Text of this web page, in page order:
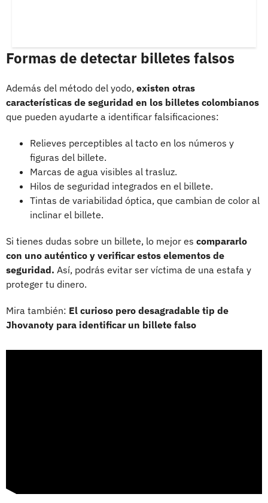
Formas de detectar billetes falsos
Además del método del yodo, existen otras
características de seguridad en los billetes colombianos
que pueden ayudarte a identificar falsificaciones:
Relieves perceptibles al tacto en los números y
figuras del billete.
Marcas de agua visibles al trasluz.
Hilos de seguridad integrados en el billete.
Tintas de variabilidad óptica, que cambian de color al
inclinar el billete.
Si tienes dudas sobre un billete, lo mejor es compararlo
con uno auténtico y verificar estos elementos de
seguridad. Así, podrás evitar ser víctima de una estafa y
proteger tu dinero.
Mira también: El curioso pero desagradable tip de
Jhovanoty para identificar un billete falso